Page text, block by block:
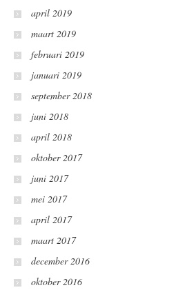
april 2019
maart 2019
februari 2019
januari 2019
september 2018
juni 2018
april 2018
oktober 2017
juni 2017
mei 2017
april 2017
maart 2017
december 2016
oktober 2016